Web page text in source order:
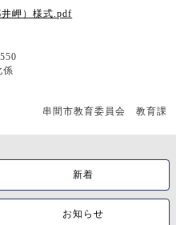
井岬）様式.pdf
串間市教育委員会 教育課
新着
お知らせ